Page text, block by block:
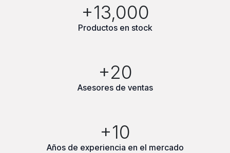
+13,000
Productos en stock
+20
Asesores de ventas
+10
Años de experiencia en el mercado